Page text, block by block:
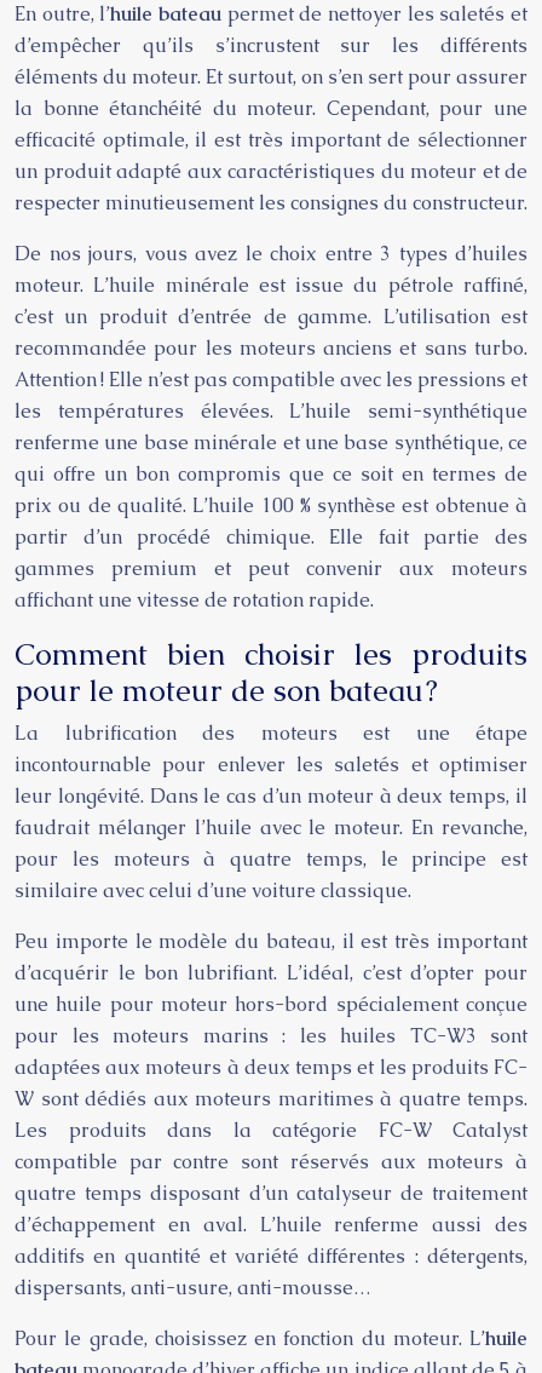
En outre, l’huile bateau permet de nettoyer les saletés et
d’empêcher qu’ils s’incrustent sur les différents
éléments du moteur. Et surtout, on s’en sert pour assurer
la bonne étanchéité du moteur. Cependant, pour une
efficacité optimale, il est très important de sélectionner
un produit adapté aux caractéristiques du moteur et de
respecter minutieusement les consignes du constructeur.
De nos jours, vous avez le choix entre 3 types d’huiles
moteur. L’huile minérale est issue du pétrole raffiné,
c’est un produit d’entrée de gamme. L’utilisation est
recommandée pour les moteurs anciens et sans turbo.
Attention ! Elle n’est pas compatible avec les pressions et
les températures élevées. L’huile semi-synthétique
renferme une base minérale et une base synthétique, ce
qui offre un bon compromis que ce soit en termes de
prix ou de qualité. L’huile 100 % synthèse est obtenue à
partir d’un procédé chimique. Elle fait partie des
gammes premium et peut convenir aux moteurs
affichant une vitesse de rotation rapide.
Comment bien choisir les produits
pour le moteur de son bateau ?
La lubrification des moteurs est une étape
incontournable pour enlever les saletés et optimiser
leur longévité. Dans le cas d’un moteur à deux temps, il
faudrait mélanger l’huile avec le moteur. En revanche,
pour les moteurs à quatre temps, le principe est
similaire avec celui d’une voiture classique.
Peu importe le modèle du bateau, il est très important
d’acquérir le bon lubrifiant. L’idéal, c’est d’opter pour
une huile pour moteur hors-bord spécialement conçue
pour les moteurs marins : les huiles TC-W3 sont
adaptées aux moteurs à deux temps et les produits FC-
W sont dédiés aux moteurs maritimes à quatre temps.
Les produits dans la catégorie FC-W Catalyst
compatible par contre sont réservés aux moteurs à
quatre temps disposant d’un catalyseur de traitement
d’échappement en aval. L’huile renferme aussi des
additifs en quantité et variété différentes : détergents,
dispersants, anti-usure, anti-mousse…
Pour le grade, choisissez en fonction du moteur. L’huile